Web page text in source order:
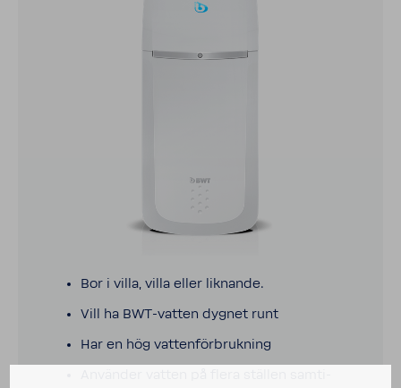
Bor i villa, villa eller liknande.
Vill ha BWT-​vatten dygnet runt
Har en hög vatten­för­bruk­ning